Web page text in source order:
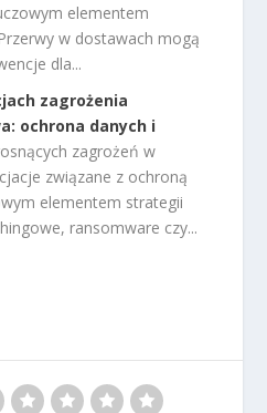
elementem
w dostawach mogą
dla...
zagrożenia
ochrona danych i
zagrożeń w
związane z ochroną
elementem strategii
ransomware czy...